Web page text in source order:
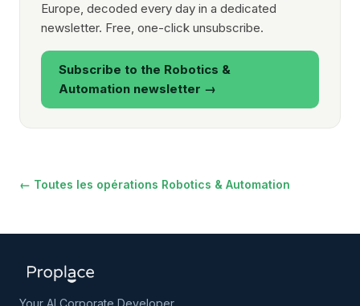
Europe, decoded every day in a dedicated
newsletter. Free, one-click unsubscribe.
Subscribe to the Robotics &
Automation newsletter →
← Toutes les opérations Robotics & Automation
Your AI Corporate Developer